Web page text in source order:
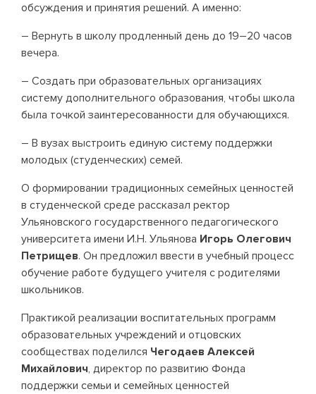
обсуждения и принятия решений. А именно:
– Вернуть в школу продленный день до 19–20 часов
вечера.
– Создать при образовательных организациях
систему дополнительного образования, чтобы школа
была точкой заинтересованности для обучающихся.
– В вузах выстроить единую систему поддержки
молодых (студенческих) семей.
О формировании традиционных семейных ценностей
в студенческой среде рассказал ректор
Ульяновского государственного педагогического
университета имени И.Н. Ульянова Игорь Олегович
Петрищев. Он предложил ввести в учебный процесс
обучение работе будущего учителя с родителями
школьников.
Практикой реализации воспитательных программ
образовательных учреждений и отцовских
сообществах поделился Чегодаев Алексей
Михайлович, директор по развитию Фонда
поддержки семьи и семейных ценностей